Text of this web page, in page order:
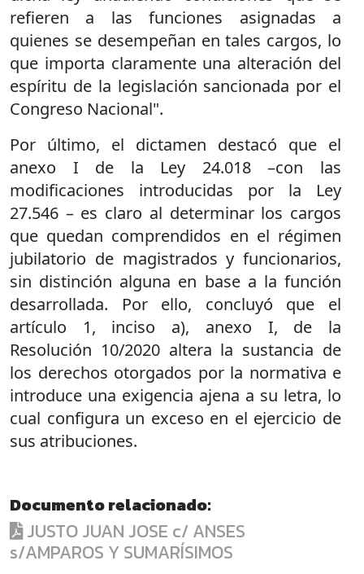
refieren a las funciones asignadas a
quienes se desempeñan en tales cargos, lo
que importa claramente una alteración del
espíritu de la legislación sancionada por el
Congreso Nacional".
Por último, el dictamen destacó que el
anexo I de la Ley 24.018 –con las
modificaciones introducidas por la Ley
27.546 – es claro al determinar los cargos
que quedan comprendidos en el régimen
jubilatorio de magistrados y funcionarios,
sin distinción alguna en base a la función
desarrollada. Por ello, concluyó que el
artículo 1, inciso a), anexo I, de la
Resolución 10/2020 altera la sustancia de
los derechos otorgados por la normativa e
introduce una exigencia ajena a su letra, lo
cual configura un exceso en el ejercicio de
sus atribuciones.
Documento relacionado:
JUSTO JUAN JOSE c/ ANSES
s/AMPAROS Y SUMARÍSIMOS